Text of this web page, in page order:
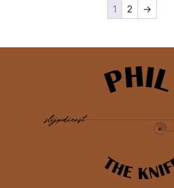
1 2 →